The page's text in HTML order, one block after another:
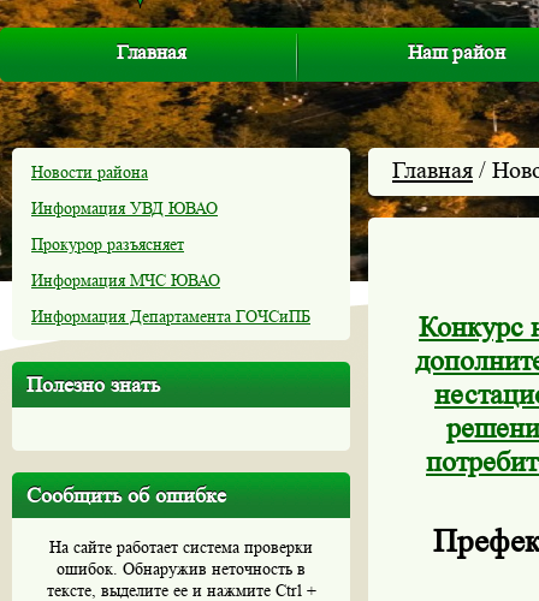
Главная Наш район
Новости района
Информация УВД ЮВАО
Прокурор разъясняет
Информация МЧС ЮВАО
Информация Департамента ГОЧСиПБ
Полезно знать
Сообщить об ошибке
На сайте работает система проверки
ошибок. Обнаружив неточность в
тексте, выделите ее и нажмите Ctrl +
Главная /
Конкурс